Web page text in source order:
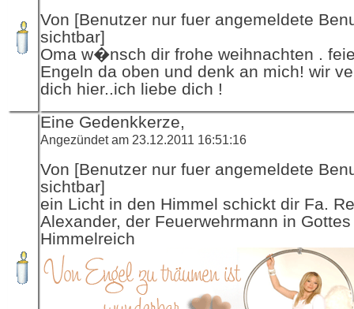
Von [Benutzer nur fuer angemeldete
sichtbar]
Oma w�nsch dir frohe weihnachten .
Engeln da oben und denk an mich! wir
dich hier..ich liebe dich !
Eine Gedenkkerze,
Angezündet am 23.12.2011 16:51:16
Von [Benutzer nur fuer angemeldete
sichtbar]
ein Licht in den Himmel schickt dir Fa.
Alexander, der Feuerwehrmann in Gottes
Himmelreich